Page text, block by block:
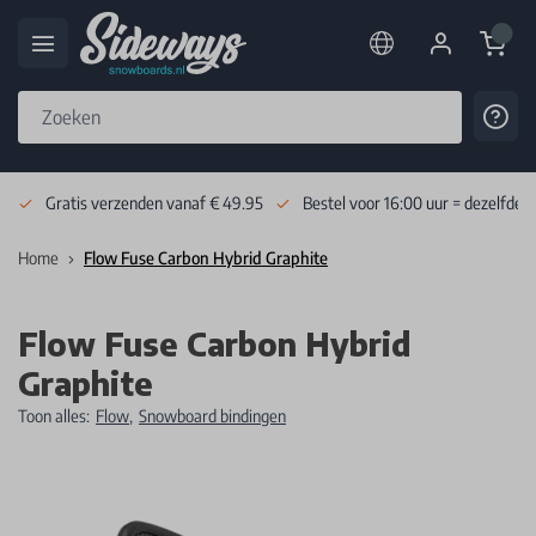
Cart
Gratis verzenden vanaf € 49.95 Bestel voor 16:00 uur = dezelfde
Home Flow Fuse Carbon Hybrid Graphite
Flow Fuse Carbon Hybrid
Graphite
Toon alles: Flow, Snowboard bindingen